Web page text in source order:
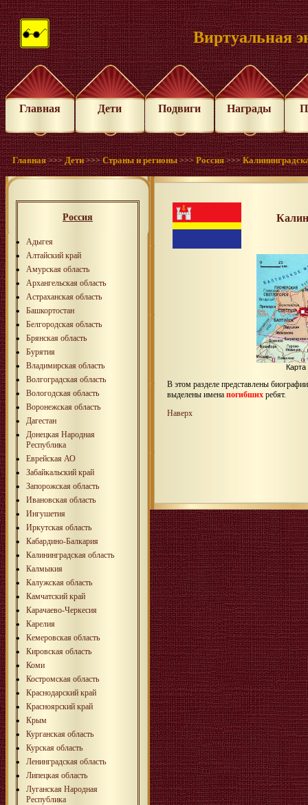
Виртуальная
Главная Дети Подвиги Награды
Главная >>>Дети >>>Страны и регионы >>>Россия >>>
Россия
Адыгея
Алтайский край
Амурская область
Архангельская область
Астраханская область
Башкортостан
Белгородская область
Брянская область
Бурятия
Владимирская область
Волгоградская область
Вологодская область
Воронежская область
Дагестан
Донецкая Народная
Республика
Еврейская АО
Забайкальский край
Запорожская область
Ивановская область
Ингушетия
Иркутская область
Кабардино-Балкария
Калининградская область
Калмыкия
Калужская область
Камчатский край
Карачаево-Черкесия
Карелия
Кемеровская область
Кировская область
Коми
Костромская область
Краснодарский край
Красноярский край
Крым
Курганская область
Курская область
Ленинградская область
Липецкая область
Луганская Народная
Республика
В этом разделе представлены
выделены имена погибших ребят.
Наверх